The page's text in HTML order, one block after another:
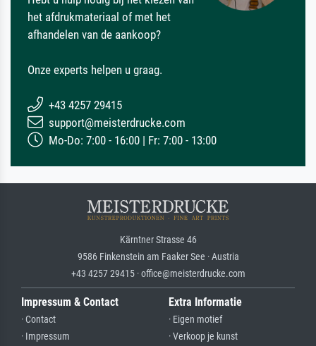
het afdrukmateriaal of met het
afhandelen van de aankoop?
Onze experts helpen u graag.
+43 4257 29415
support@meisterdrucke.com
Mo-Do: 7:00 - 16:00 | Fr: 7:00 - 13:00
Kärntner Strasse 46
9586 Finkenstein am Faaker See · Austria
+43 4257 29415 · office@meisterdrucke.com
Impressum & Contact
· Contact
· Impressum
Extra Informatie
· Eigen motief
· Verkoop je kunst